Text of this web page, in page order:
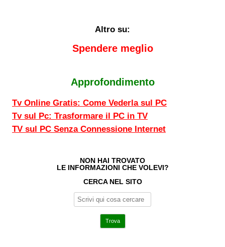
Altro su:
Spendere meglio
Approfondimento
Tv Online Gratis: Come Vederla sul PC
Tv sul Pc: Trasformare il PC in TV
TV sul PC Senza Connessione Internet
NON HAI TROVATO
LE INFORMAZIONI CHE VOLEVI?
CERCA NEL SITO